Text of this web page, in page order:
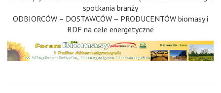
spotkania branży
ODBIORCÓW – DOSTAWCÓW – PRODUCENTÓW biomasy i
RDF na cele energetyczne